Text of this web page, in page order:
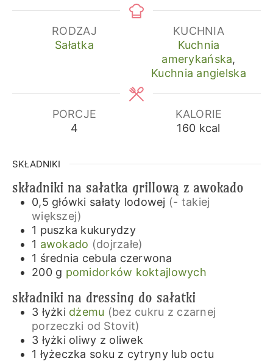
RODZAJ
Sałatka
KUCHNIA
Kuchnia
amerykańska,
Kuchnia angielska
PORCJE
4
KALORIE
160 kcal
SKŁADNIKI
składniki na sałatka grillową z awokado
0,5 główki sałaty lodowej (- takiej
większej)
1 puszka kukurydzy
1 awokado (dojrzałe)
1 średnia cebula czerwona
200 g pomidorków koktajlowych
składniki na dressing do sałatki
3 łyżki dżemu (bez cukru z czarnej
porzeczki od Stovit)
3 łyżki oliwy z oliwek
1 łyżeczka soku z cytryny lub octu